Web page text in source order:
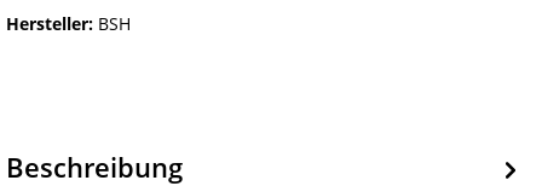
Hersteller: BSH
Beschreibung